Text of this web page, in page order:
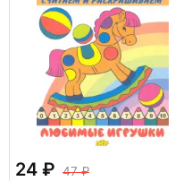
24
47